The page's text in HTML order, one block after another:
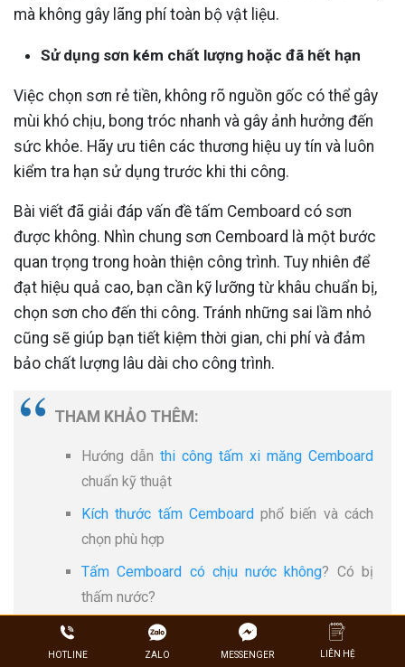
mà không gây lãng phí toàn bộ vật liệu.
Sử dụng sơn kém chất lượng hoặc đã hết hạn
Việc chọn sơn rẻ tiền, không rõ nguồn gốc có thể gây
mùi khó chịu, bong tróc nhanh và gây ảnh hưởng đến
sức khỏe. Hãy ưu tiên các thương hiệu uy tín và luôn
kiểm tra hạn sử dụng trước khi thi công.
Bài viết đã giải đáp vấn đề tấm Cemboard có sơn
được không. Nhìn chung sơn Cemboard là một bước
quan trọng trong hoàn thiện công trình. Tuy nhiên để
đạt hiệu quả cao, bạn cần kỹ lưỡng từ khâu chuẩn bị,
chọn sơn cho đến thi công. Tránh những sai lầm nhỏ
cũng sẽ giúp bạn tiết kiệm thời gian, chi phí và đảm
bảo chất lượng lâu dài cho công trình.
THAM KHẢO THÊM:
Hướng dẫn thi công tấm xi măng Cemboard
chuẩn kỹ thuật
Kích thước tấm Cemboardphổ biến và cách
chọn phù hợp
Tấm Cemboard có chịu nước không? Có bị
thấm nước?
Thi công làm gác lửng bằng tấm Cemboard
rẻ, trọn gói
HOTLINE ZALO MESSENGER LIÊN HỆ